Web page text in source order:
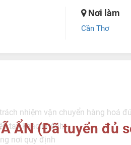
Nơi làm
Cần Thơ
ẨN (Đã tuyển đủ
nhiệm vận chuyển hàng hoá
tay khách hành
nơi quy định